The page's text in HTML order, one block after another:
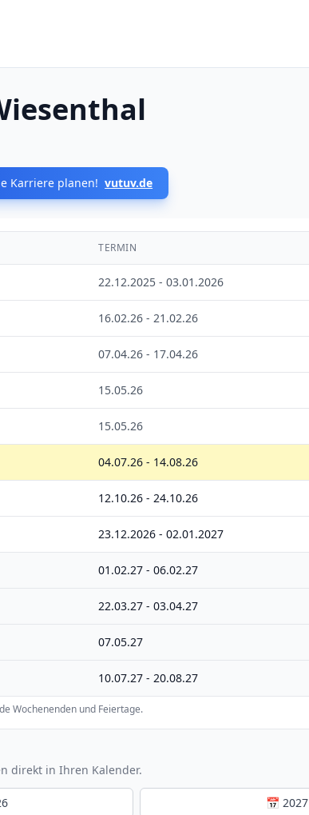
Karriere planen! vutuv.de
TERMIN
22.12.2025 - 03.01.2026
16.02.26 - 21.02.26
07.04.26 - 17.04.26
15.05.26
15.05.26
04.07.26 - 14.08.26
12.10.26 - 24.10.26
23.12.2026 - 02.01.2027
01.02.27 - 06.02.27
22.03.27 - 03.04.27
07.05.27
10.07.27 - 20.08.27
Wochenenden und Feiertage.
direkt in Ihren Kalender.
📅 2027